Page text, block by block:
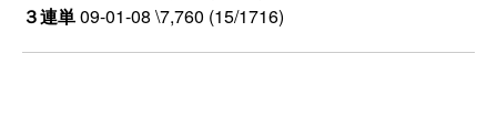
３連単09-01-08 \7,760 (15/1716)